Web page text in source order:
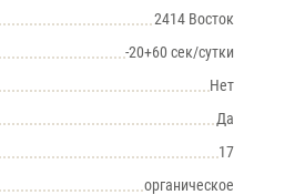
2414 Восток
-20+60 сек/сутки
Нет
Да
17
органическое